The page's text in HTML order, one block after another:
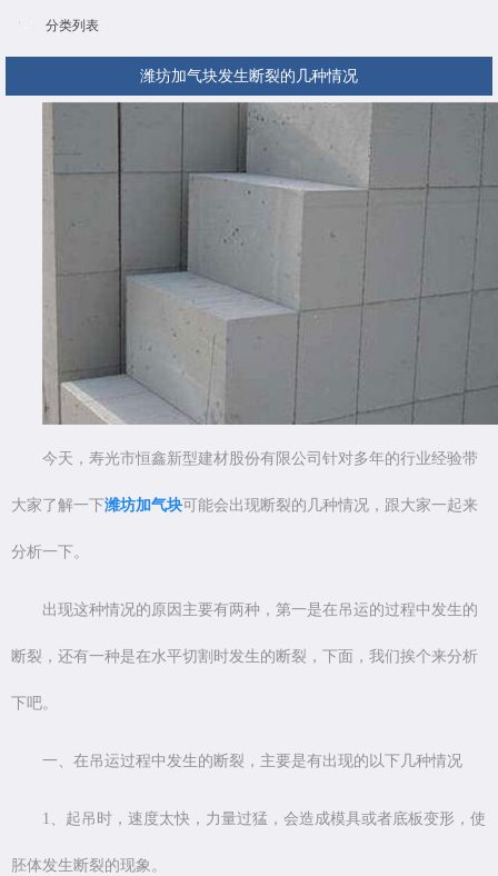
分类列表
潍坊加气块发生断裂的几种情况
今天，寿光市恒鑫新型建材股份有限公司针对多年的行业经验带
大家了解一下潍坊加气块可能会出现断裂的几种情况，跟大家一起来
分析一下。
出现这种情况的原因主要有两种，第一是在吊运的过程中发生的
断裂，还有一种是在水平切割时发生的断裂，下面，我们挨个来分析
下吧。
一、在吊运过程中发生的断裂，主要是有出现的以下几种情况
1、起吊时，速度太快，力量过猛，会造成模具或者底板变形，使
胚体发生断裂的现象。